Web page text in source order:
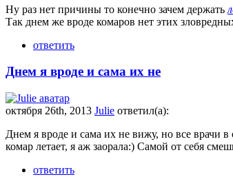
Ну раз нет причины то конечно зачем держать
Так днем же вроде комаров нет этих
ответить
Днем я вроде и сама их не
октября 26th, 2013 Julie ответил(а):
Днем я вроде и сама их не вижу, но все врачи
комар летает, я аж заорала:) Самой от себя
ответить